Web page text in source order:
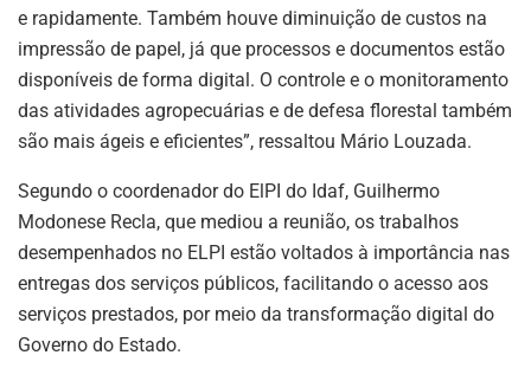
e rapidamente. Também houve diminuição de custos na
impressão de papel, já que processos e documentos estão
disponíveis de forma digital. O controle e o monitoramento
das atividades agropecuárias e de defesa florestal também
são mais ágeis e eficientes”, ressaltou Mário Louzada.
Segundo o coordenador do ElPI do Idaf, Guilhermo
Modonese Recla, que mediou a reunião, os trabalhos
desempenhados no ELPI estão voltados à importância nas
entregas dos serviços públicos, facilitando o acesso aos
serviços prestados, por meio da transformação digital do
Governo do Estado.